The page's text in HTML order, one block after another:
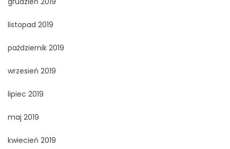
listopad 2019
październik 2019
wrzesień 2019
lipiec 2019
maj 2019
kwiecień 2019